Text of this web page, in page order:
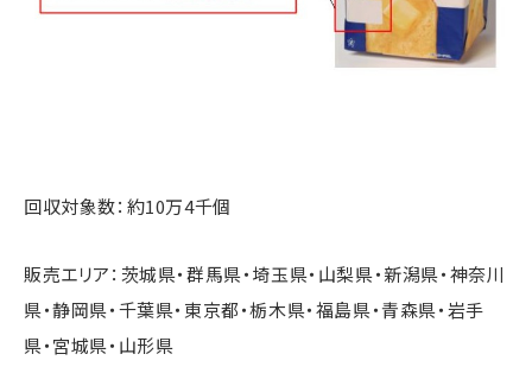
回収対象数：約10万4千個
販売エリア：茨城県・群馬県・埼玉県・山梨県・新潟県・神奈川
県・静岡県・千葉県・東京都・栃木県・福島県・青森県・岩手
県・宮城県・山形県